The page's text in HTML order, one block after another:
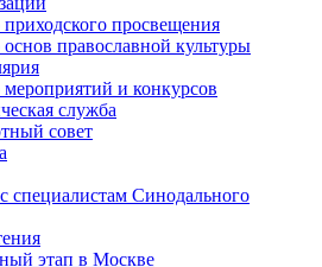
просвещения
православной культуры
и конкурсов
служба
совет
специалистам Синодального
этап в Москве